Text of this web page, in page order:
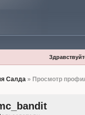
Салда» Просмотр